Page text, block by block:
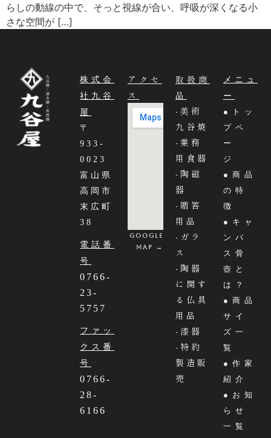
らしの動線の中で、そっと視線が合い、呼吸が深くなる小
さな空間が […]
株式会
社九谷
屋
〒
933-
0023
富山県
高岡市
末広町
38
電話番
号
0766-
23-
5757
ファッ
クス番
号
0766-
28-
6166
アクセ
ス
Google
MAP →
取扱商
品
-美術
九谷焼
-業務
用食器
-陶磁
器
-贈答
用品
-ガラ
ス
-陶器
に関す
る仏具
用品
-漆器
-特約
製造販
売
メニュ
ー
●トッ
プペ
ー
ジ
●商品
の特
徴
●キャ
ンパ
ス骨
壺と
は？
●商品
サイ
ズ一
覧
●作家
紹介
●お知
らせ
一覧